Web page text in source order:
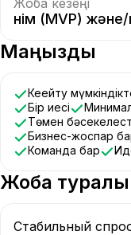
Жоба кезеңі
Өнім (MVP)
Маңызды
Кеңейту
Бір иесі
Төмен
Бизнес-жоспар
Команда бар
Жоба туралы
Стабильный